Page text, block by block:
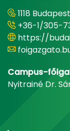
1118
+36-1/305-
https://
Campus-
Nyitrainé Dr.